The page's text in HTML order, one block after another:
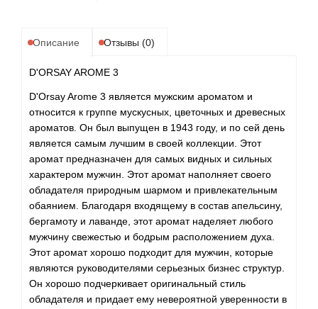
Описание Отзывы (0)
D'ORSAY AROME 3
D'Orsay Arome 3 является мужским ароматом и
относится к группе мускусных, цветочных и древесных
ароматов. Он был выпущен в 1943 году, и по сей день
является самым лучшим в своей коллекции. Этот
аромат предназначен для самых видных и сильных
характером мужчин. Этот аромат наполняет своего
обладателя природным шармом и привлекательным
обаянием. Благодаря входящему в состав апельсину,
бергамоту и лаванде, этот аромат наделяет любого
мужчину свежестью и бодрым расположением духа.
Этот аромат хорошо подходит для мужчин, которые
являются руководителями серьезных бизнес структур.
Он хорошо подчеркивает оригинальный стиль
обладателя и придает ему невероятной уверенности в